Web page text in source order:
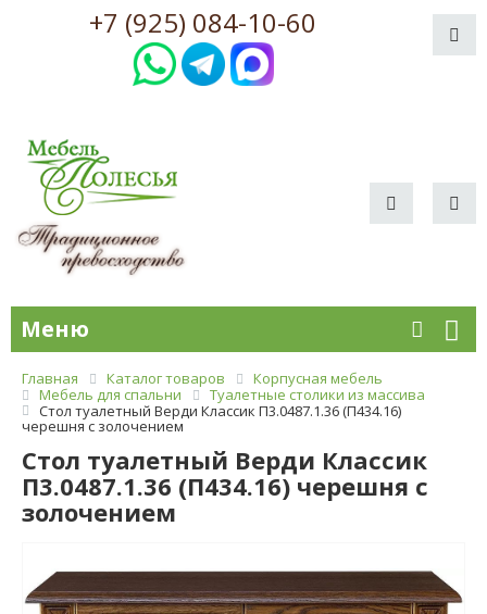
+7 (925) 084-10-60
Меню
Главная Каталог товаров
Корпусная мебель
Мебель для спальни
Туалетные столики из массива
Стол туалетный Верди Классик П3.0487.1.36 (П434.16)
черешня с золочением
Стол туалетный Верди Классик
П3.0487.1.36 (П434.16) черешня с
золочением